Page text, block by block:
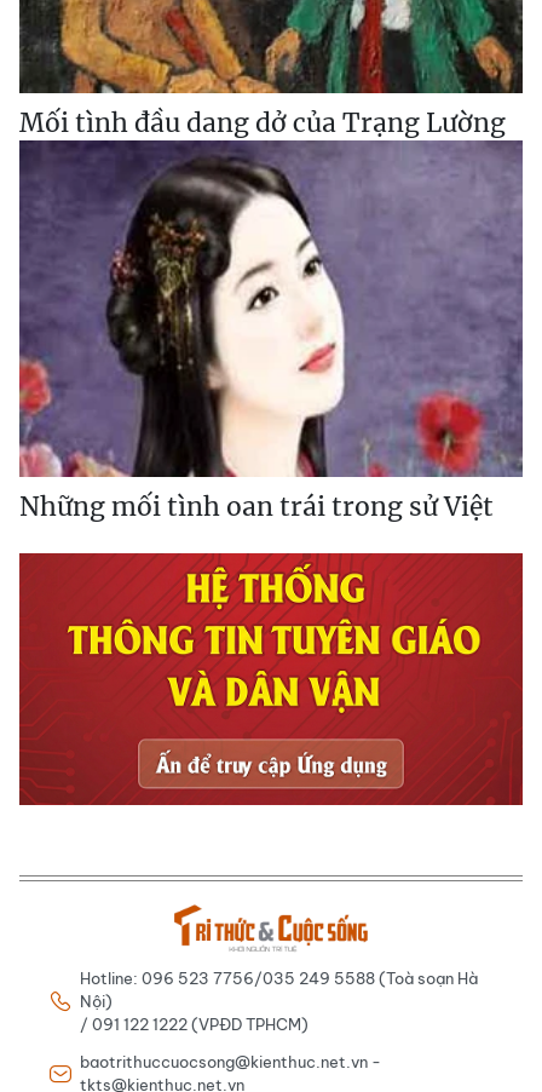
Mối tình đầu dang dở của Trạng Lường
Những mối tình oan trái trong sử Việt
Hotline: 096 523 7756/035 249 5588 (Toà soạn Hà
Nội)
/ 091 122 1222 (VPĐD TPHCM)
baotrithuccuocsong@kienthuc.net.vn -
tkts@kienthuc.net.vn